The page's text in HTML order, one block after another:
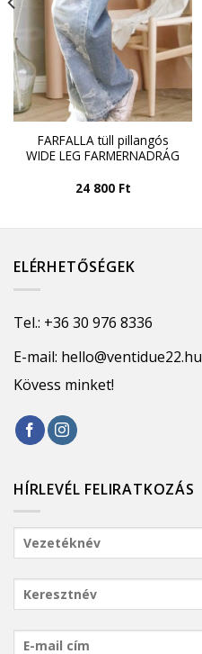
FARFALLA tüll pillangós
WIDE LEG FARMERNADRÁG
24 800 Ft
ELÉRHETŐSÉGEK
Tel.: +36 30 976 8336
E-mail: hello@ventidue22.hu
Kövess minket!
HÍRLEVÉL FELIRATKOZÁS